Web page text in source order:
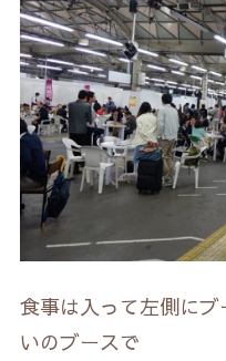
食事は入って左側に
いのブースで